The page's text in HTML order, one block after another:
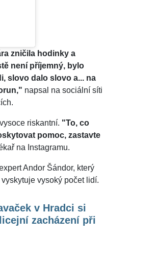
zničila hodinky a
není příjemný, bylo
slovo dalo slovo a... na
napsal na sociální síti
riskantní. "To, co
pomoc, zastavte
na Instagramu.
Andor Šándor, který
vysoký počet lidí.
v Hradci si
zacházení při